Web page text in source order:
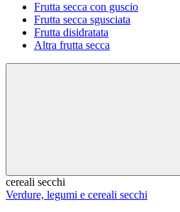
Frutta secca con guscio
Frutta secca sgusciata
Frutta disidratata
Altra frutta secca
cereali secchi
Verdure, legumi e cereali secchi